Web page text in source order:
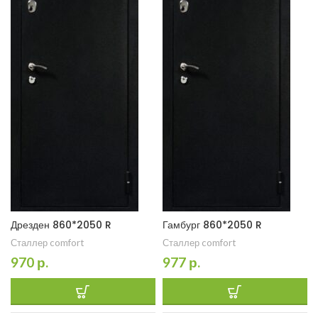
Дрезден 860*2050 R
Сталлер comfort
970 р.
Гамбург 860*2050 R
Сталлер comfort
977 р.